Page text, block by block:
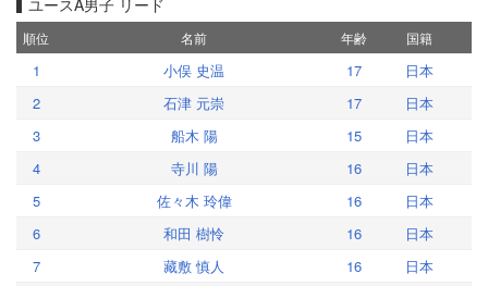
順位 名前 年齢 国籍
1 小俣 史温 17
日本
2
石津 元崇 17
日本
3
船木 陽 15
日本
4
寺川 陽 16
日本
5
佐々木 玲偉 16
日本
6
和田 樹怜 16
日本
7
藏敷 慎人 16
日本